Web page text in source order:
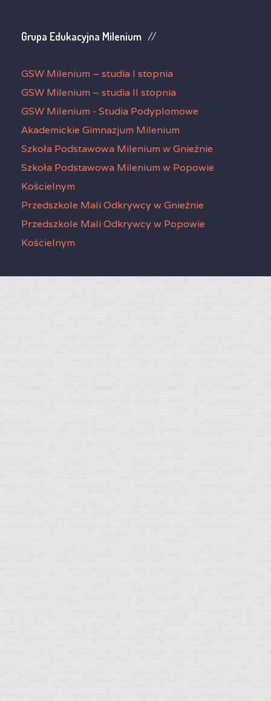
Grupa Edukacyjna Milenium
GSW Milenium – studia I stopnia
GSW Milenium – studia II stopnia
GSW Milenium - Studia Podyplomowe
Akademickie Gimnazjum Milenium
Szkoła Podstawowa Milenium w Gnieźnie
Szkoła Podstawowa Milenium w Popowie
Kościelnym
Przedszkole Mali Odkrywcy w Gnieźnie
Przedszkole Mali Odkrywcy w Popowie
Kościelnym